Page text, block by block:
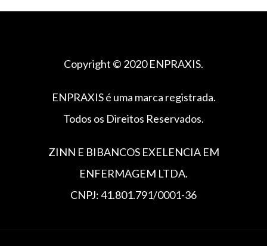
Copyright © 2020 ENPRAXIS.
ENPRAXIS é uma marca registrada.
Todos os Direitos Reservados.
ZINN E BIBANCOS EXELENCIA EM
ENFERMAGEM LTDA.
CNPJ: 41.801.791/0001-36